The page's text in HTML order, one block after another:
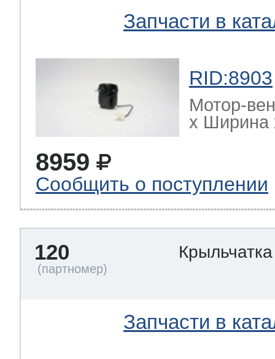
Запчасти в
RID:8903
Мотор-
х Ширина
8959
Сообщить о поступлении
120
Запчасти в